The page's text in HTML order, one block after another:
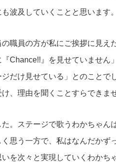
波及していくことと思います。
職員の方が私にご挨拶に見え
『Chance!! 』を見せていません
だけ見せている」とのことで
、理由を聞くことすらできま
。ステージで歌うわかちゃん
思う一方で、私はなんだかず
を次々と実現していくわかち